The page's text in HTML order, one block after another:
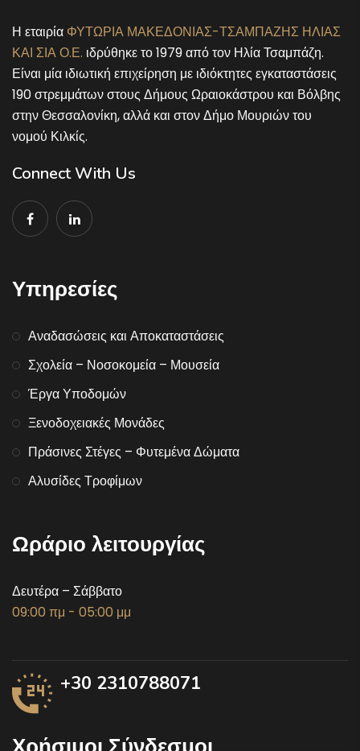
Η εταιρία ΦΥΤΩΡΙΑ ΜΑΚΕΔΟΝΙΑΣ-ΤΣΑΜΠΑΖΗΣ ΗΛΙΑΣ
ΚΑΙ ΣΙΑ Ο.Ε. ιδρύθηκε το 1979 από τον Ηλία Τσαμπάζη.
Είναι μία ιδιωτική επιχείρηση με ιδιόκτητες εγκαταστάσεις
190 στρεμμάτων στους Δήμους Ωραιοκάστρου και Βόλβης
στην Θεσσαλονίκη, αλλά και στον Δήμο Μουριών του
νομού Κιλκίς.
Connect With Us
Υπηρεσίες
Αναδασώσεις και Αποκαταστάσεις
Σχολεία – Νοσοκομεία – Μουσεία
Έργα Υποδομών
Ξενοδοχειακές Μονάδες
Πράσινες Στέγες – Φυτεμένα Δώματα
Αλυσίδες Τροφίμων
Ωράριο λειτουργίας
Δευτέρα – Σάββατο
09:00 πμ - 05:00 μμ
+30 2310788071